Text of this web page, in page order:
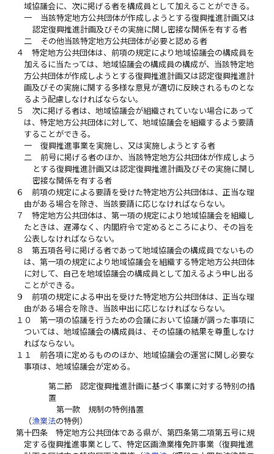
域協議会に、次に掲げる者を構成員として加えることができる。
一
当該特定地方公共団体が作成しようとする復興推進計画又は
認定復興推進計画及びその実施に関し密接な関係を有する者
二
その他当該特定地方公共団体が必要と認める者
４
特定地方公共団体は、前項の規定により地域協議会の構成員を
加えるに当たっては、地域協議会の構成員の構成が、当該特定地
方公共団体が作成しようとする復興推進計画又は認定復興推進計
画及びその実施に関する多様な意見が適切に反映されるものとな
るよう配慮しなければならない。
５
次に掲げる者は、地域協議会が組織されていない場合にあって
は、特定地方公共団体に対して、地域協議会を組織するよう要請
することができる。
一
復興推進事業を実施し、又は実施しようとする者
二
前号に掲げる者のほか、当該特定地方公共団体が作成しよう
とする復興推進計画又は認定復興推進計画及びその実施に関し
密接な関係を有する者
６
前項の規定による要請を受けた特定地方公共団体は、正当な理
由がある場合を除き、当該要請に応じなければならない。
７
特定地方公共団体は、第一項の規定により地域協議会を組織し
たときは、遅滞なく、内閣府令で定めるところにより、その旨を
公表しなければならない。
８
第五項各号に掲げる者であって地域協議会の構成員でないもの
は、第一項の規定により地域協議会を組織する特定地方公共団体
に対して、自己を地域協議会の構成員として加えるよう申し出る
ことができる。
９
前項の規定による申出を受けた特定地方公共団体は、正当な理
由がある場合を除き、当該申出に応じなければならない。
１０
第一項の協議を行うための会議において協議が調った事項に
ついては、地域協議会の構成員は、その協議の結果を尊重しなけ
ればならない。
１１
前各項に定めるもののほか、地域協議会の運営に関し必要な
事項は、地域協議会が定める。
第二節 認定復興推進計画に基づく事業に対する特別の措
置
第一款 規制の特例措置
（漁業法の特例）
第十四条
特定地方公共団体である県が、第四条第二項第五号に規
定する復興推進事業として、特定区画漁業権免許事業（復興推進